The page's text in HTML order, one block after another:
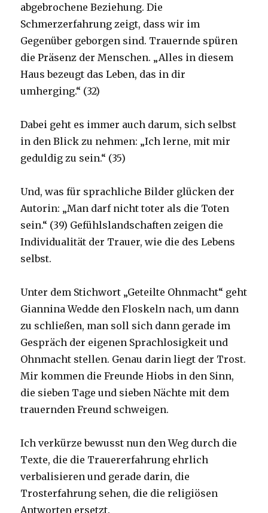
abgebrochene Beziehung. Die
Schmerzerfahrung zeigt, dass wir im
Gegenüber geborgen sind. Trauernde spüren
die Präsenz der Menschen. „Alles in diesem
Haus bezeugt das Leben, das in dir
umherging.“ (32)
Dabei geht es immer auch darum, sich selbst
in den Blick zu nehmen: „Ich lerne, mit mir
geduldig zu sein.“ (35)
Und, was für sprachliche Bilder glücken der
Autorin: „Man darf nicht toter als die Toten
sein.“ (39) Gefühlslandschaften zeigen die
Individualität der Trauer, wie die des Lebens
selbst.
Unter dem Stichwort „Geteilte Ohnmacht“ geht
Giannina Wedde den Floskeln nach, um dann
zu schließen, man soll sich dann gerade im
Gespräch der eigenen Sprachlosigkeit und
Ohnmacht stellen. Genau darin liegt der Trost.
Mir kommen die Freunde Hiobs in den Sinn,
die sieben Tage und sieben Nächte mit dem
trauernden Freund schweigen.
Ich verkürze bewusst nun den Weg durch die
Texte, die die Trauererfahrung ehrlich
verbalisieren und gerade darin, die
Trosterfahrung sehen, die die religiösen
Antworten ersetzt.